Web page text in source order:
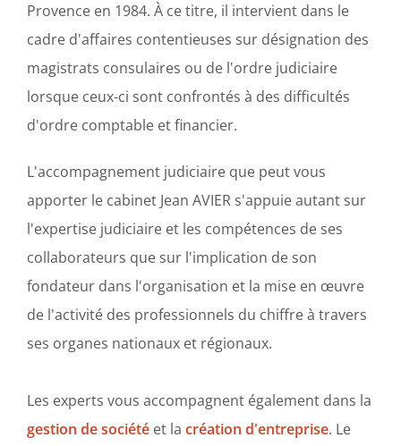
Provence en 1984. À ce titre, il intervient dans le
cadre d'affaires contentieuses sur désignation des
magistrats consulaires ou de l'ordre judiciaire
lorsque ceux-ci sont confrontés à des difficultés
d'ordre comptable et financier.
L'accompagnement judiciaire que peut vous
apporter le cabinet Jean AVIER s'appuie autant sur
l'expertise judiciaire et les compétences de ses
collaborateurs que sur l'implication de son
fondateur dans l'organisation et la mise en œuvre
de l'activité des professionnels du chiffre à travers
ses organes nationaux et régionaux.
Les experts vous accompagnent également dans la
gestion de société et la création d'entreprise. Le